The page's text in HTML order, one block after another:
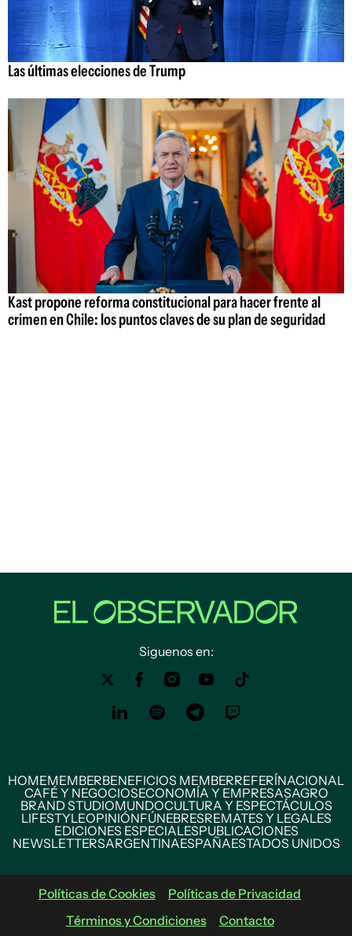
Las últimas elecciones de Trump
Kast propone reforma constitucional para hacer frente al
crimen en Chile: los puntos claves de su plan de seguridad
Siguenos en:
HOMEMEMBERBENEFICIOS MEMBERREFERÍNACIONAL
CAFÉ Y NEGOCIOSECONOMÍA Y EMPRESASAGRO
BRAND STUDIOMUNDOCULTURA Y ESPECTÁCULOS
LIFESTYLEOPINIÓNFÚNEBRESREMATES Y LEGALES
EDICIONES ESPECIALESPUBLICACIONES
NEWSLETTERSARGENTINAESPAÑAESTADOS UNIDOS
Políticas de Cookies
Políticas de Privacidad
Términos y Condiciones
Contacto